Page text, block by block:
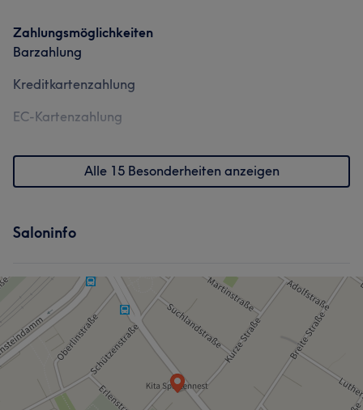
Zahlungsmöglichkeiten
Barzahlung
Kreditkartenzahlung
EC-Kartenzahlung
Alle 15 Besonderheiten anzeigen
Saloninfo